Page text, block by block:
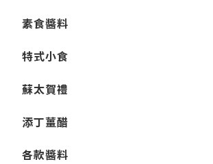
素食醬料
特式小食
蘇太賀禮
添丁薑醋
各款醬料